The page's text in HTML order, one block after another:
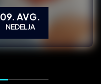
09. AVG.
NEDELJA